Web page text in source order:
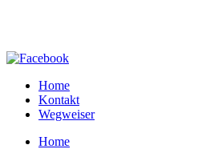
Home
Kontakt
Wegweiser
Home